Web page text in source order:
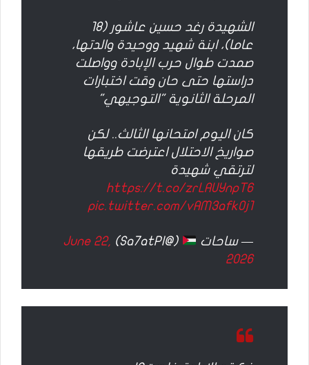
الشهيدة رغد حسين عاشور (18
عاما)، ابنة شهيد ووحيدة والدتها،
صمدت طوال حرب الإبادة وواصلت
دراستها حتى حان وقت اختبارات
المرحلة الثانوية "التوجيهي"
كان اليوم امتحانها الثالث.. لكن
صواريخ الاحتلال اعترضت طريقها
لترتقي شهيدة
https://t.co/zrLAUYnpT6
pic.twitter.com/vAM3afk0j1
— ساحات (@Sa7atPl)
June 22,
2026